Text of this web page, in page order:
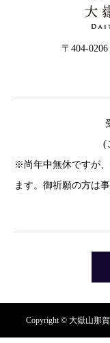
〒404-
(
※尚年中無休ですが
ます。御祈願の方は
Copyright © 大嶽山那